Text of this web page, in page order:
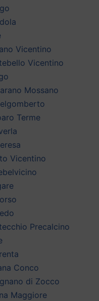
Vicentino
Vicentino
Mossano
Terme
Vicentino
Precalcino
Conco
di Zocco
Maggiore